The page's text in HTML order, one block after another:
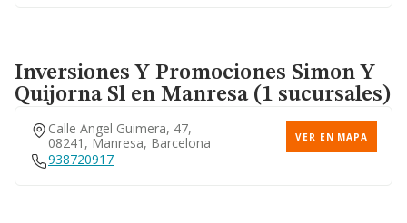
Inversiones Y Promociones Simon Y
Quijorna Sl en Manresa (1 sucursales)
Calle Angel Guimera, 47,
08241, Manresa, Barcelona
VER EN MAPA
938720917